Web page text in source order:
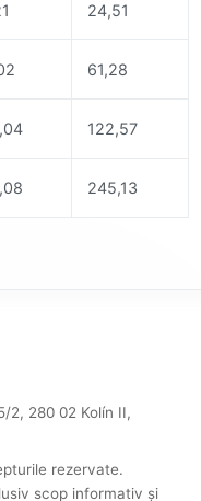
24,51
61,28
122,57
245,13
2, 280 02 Kolín II,
rezervate.
scop informativ și